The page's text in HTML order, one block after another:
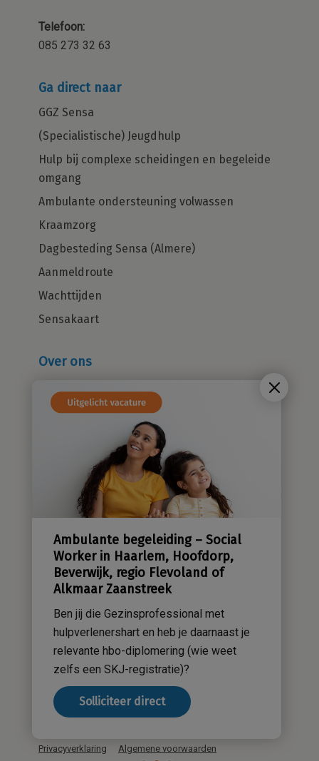
Ambulante begeleiding – Social
Worker in Haarlem, Hoofdorp,
Beverwijk, regio Flevoland of
Alkmaar Zaanstreek
Ben jij die Gezinsprofessional met
hulpverlenershart en heb je daarnaast je
relevante hbo-diplomering (wie weet
zelfs een SKJ-registratie)?
Solliciteer direct
Telefoon:
085 273 32 63
Ga direct naar
GGZ Sensa
(Specialistische) Jeugdhulp
Hulp bij complexe scheidingen en begeleide
omgang
Ambulante ondersteuning volwassen
Kraamzorg
Dagbesteding Sensa (Almere)
Aanmeldroute
Wachttijden
Sensakaart
Over ons
Cliëntenraad
Sensatieve methodiek
Groene zorg
Stichting Sensa
Contact
Privacyverklaring Algemene voorwaarden